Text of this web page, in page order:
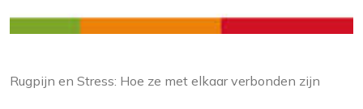
Rugpijn en Stress: Hoe ze met elkaar verbonden zijn